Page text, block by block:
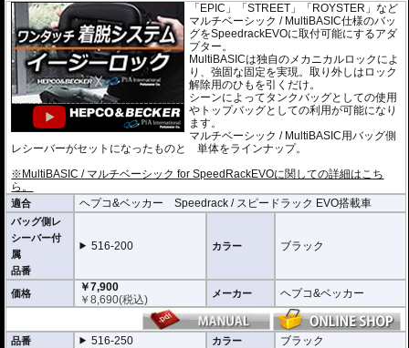
「EPIC」「STREET」「ROYSTER」など
マルチベーシック / MultiBASIC仕様のバッ
グをSpeedrackEVOに取付可能にするアダ
プター。
MultiBASICは独自のメカニカルロックによ
り、強固な固定を実現。取り外しはロック
解除用のひもを引くだけ。
シーンによってタンクバッグとしての使用
やトップバッグとしての利用が可能になり
ます。
マルチベーシック / MultiBASIC用バッグ側
レシーバーがセットになったものと 単体をラインナップ。
※MultiBASIC / マルチベーシック for SpeedRackEVOに関しての詳細はこち
ら。
適合 ヘプコ&ベッカー Speedrack / スピードラック EVO搭載車
バッグ側レ
シーバー付
属
品番
516-200 カラー ブラック
価格
￥7,900
￥8,690(税込) メーカー ヘプコ&ベッカー
品番 516-250 カラー ブラック